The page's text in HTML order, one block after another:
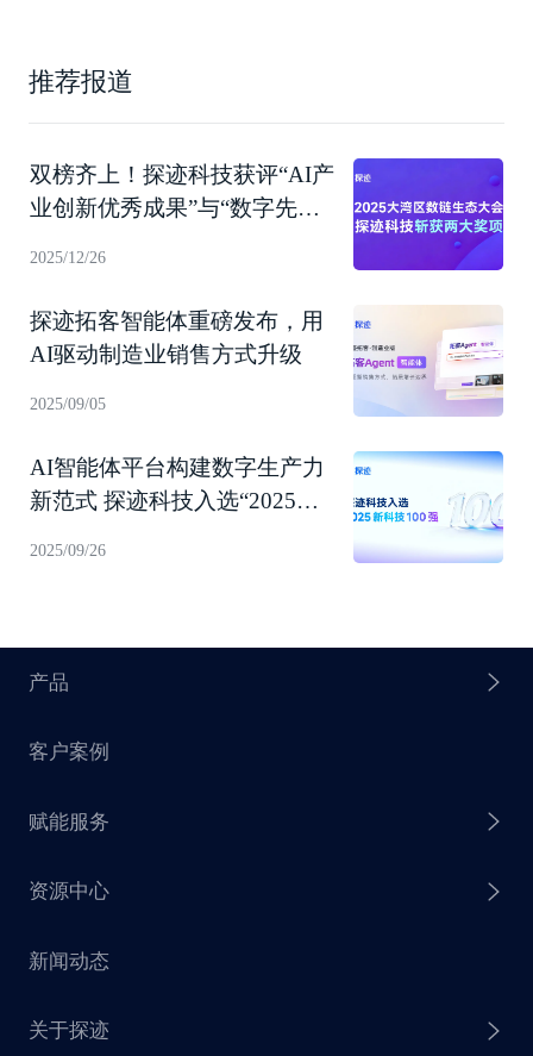
推荐报道
双榜齐上！探迹科技获评“AI产
业创新优秀成果”与“数字先锋
2025/12/26
探迹拓客智能体重磅发布，用
AI驱动制造业销售方式升级
2025/09/05
AI智能体平台构建数字生产力
新范式 探迹科技入选“2025新
2025/09/26
产品
探迹 AI Agent
探迹 AI 拓客
探迹 AI 触达
探迹 AI CRM
客户案例
赋能服务
赋能计划
资源中心
销售干货
探迹大数据研究院
新闻动态
关于探迹